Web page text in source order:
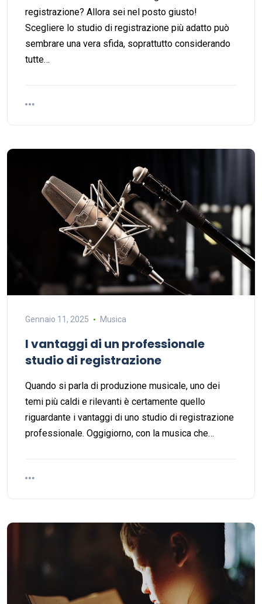
registrazione? Allora sei nel posto giusto!
Scegliere lo studio di registrazione più adatto può
sembrare una vera sfida, soprattutto considerando
tutte…
Gennaio 11, 2025 Musica
I vantaggi di un professionale
studio di registrazione
Quando si parla di produzione musicale, uno dei
temi più caldi e rilevanti è certamente quello
riguardante i vantaggi di uno studio di registrazione
professionale. Oggigiorno, con la musica che…